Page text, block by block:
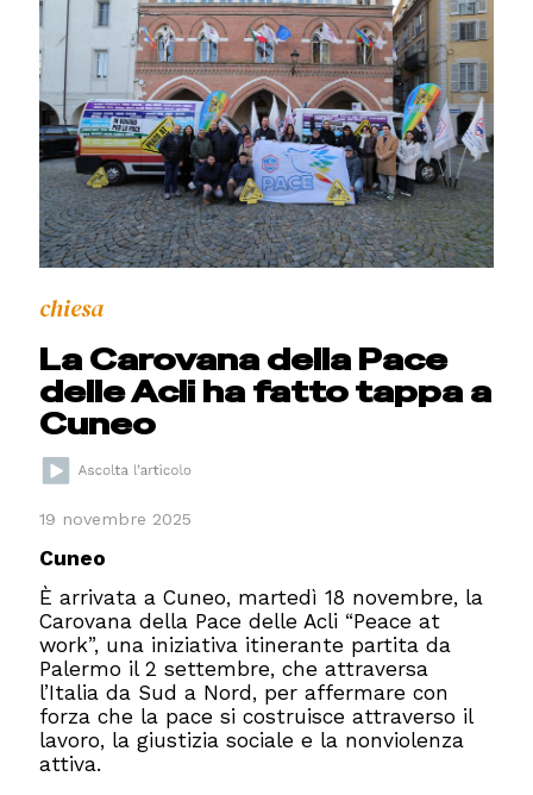
chiesa
La Carovana della Pace
delle Acli ha fatto tappa a
Cuneo
19 novembre 2025
Cuneo
È arrivata a Cuneo, martedì 18 novembre, la
Carovana della Pace delle Acli “Peace at
work”, una iniziativa itinerante partita da
Palermo il 2 settembre, che attraversa
l’Italia da Sud a Nord, per affermare con
forza che la pace si costruisce attraverso il
lavoro, la giustizia sociale e la nonviolenza
attiva.